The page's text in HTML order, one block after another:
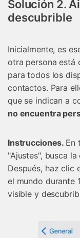
Solución 2.
descubrible
Inicialmente, es
otra persona está
para todos los
contactos. Para
que se indican a
no encuentra
Instrucciones. En
"Ajustes", busca
Después, haz clic
el mundo durante
visible y